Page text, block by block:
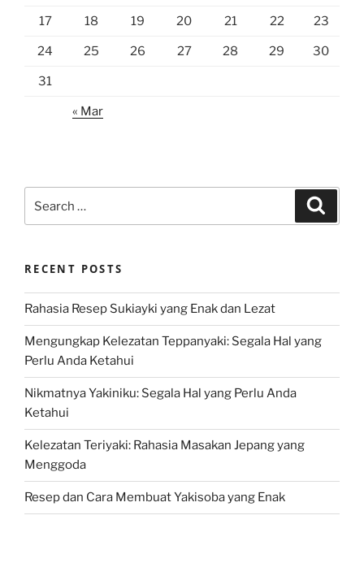
17 18 19 20 21 22 23
24 25 26 27 28 29 30
31
« Mar
for:
RECENT POSTS
Rahasia Resep Sukiayki yang Enak dan Lezat
Mengungkap Kelezatan Teppanyaki: Segala Hal yang
Perlu Anda Ketahui
Nikmatnya Yakiniku: Segala Hal yang Perlu Anda
Ketahui
Kelezatan Teriyaki: Rahasia Masakan Jepang yang
Menggoda
Resep dan Cara Membuat Yakisoba yang Enak